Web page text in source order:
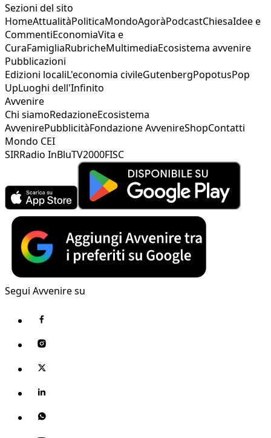
Sezioni del sito
HomeAttualitàPoliticaMondoAgoràPodcastChiesaIdee e
CommentiEconomiaVita e
CuraFamigliaRubricheMultimediaEcosistema avvenire
Pubblicazioni
Edizioni localiL'economia civileGutenbergPopotusPop
UpLuoghi dell'Infinito
Avvenire
Chi siamoRedazioneEcosistema
AvvenirePubblicitàFondazione AvvenireShopContatti
Mondo CEI
SIRRadio InBluTV2000FISC
Segui Avvenire su